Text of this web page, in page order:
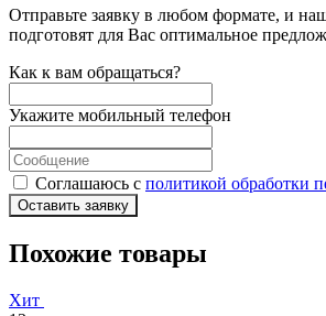
Отправьте заявку в любом формате, и
подготовят для Вас оптимальное
Как к вам обращаться?
Укажите мобильный телефон
Соглашаюсь с политикой обработки
Оставить заявку
Похожие товары
Хит